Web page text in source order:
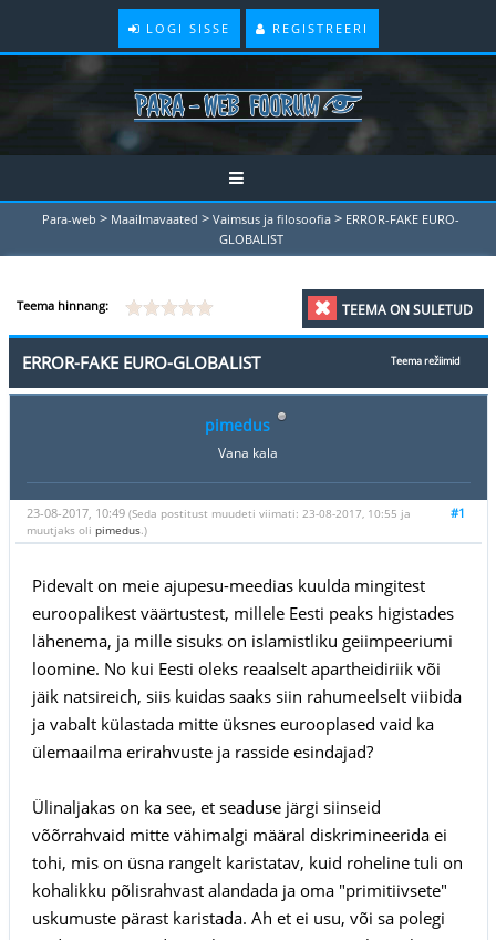
LOGI SISSE REGISTREERI
Para-web > Maailmavaated > Vaimsus ja filosoofia > ERROR-FAKE EURO-
GLOBALIST
TEEMA ON SULETUD
Teema hinnang:
Teema režiimid
ERROR-FAKE EURO-GLOBALIST
pimedus
Vana kala
#1
23-08-2017, 10:49 (Seda postitust muudeti viimati: 23-08-2017, 10:55 ja
muutjaks oli pimedus.)
Pidevalt on meie ajupesu-meedias kuulda mingitest
euroopalikest väärtustest, millele Eesti peaks higistades
lähenema, ja mille sisuks on islamistliku geiimpeeriumi
loomine. No kui Eesti oleks reaalselt apartheidiriik või
jäik natsireich, siis kuidas saaks siin rahumeelselt viibida
ja vabalt külastada mitte üksnes eurooplased vaid ka
ülemaailma erirahvuste ja rasside esindajad?
Ülinaljakas on ka see, et seaduse järgi siinseid
võõrrahvaid mitte vähimalgi määral diskrimineerida ei
tohi, mis on üsna rangelt karistatav, kuid roheline tuli on
kohalikku põlisrahvast alandada ja oma "primitiivsete"
uskumuste pärast karistada. Ah et ei usu, või sa polegi